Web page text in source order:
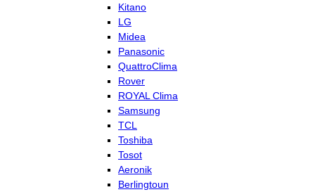
Kitano
LG
Midea
Panasonic
QuattroClima
Rover
ROYAL Clima
Samsung
TCL
Toshiba
Tosot
Aeronik
Berlingtoun